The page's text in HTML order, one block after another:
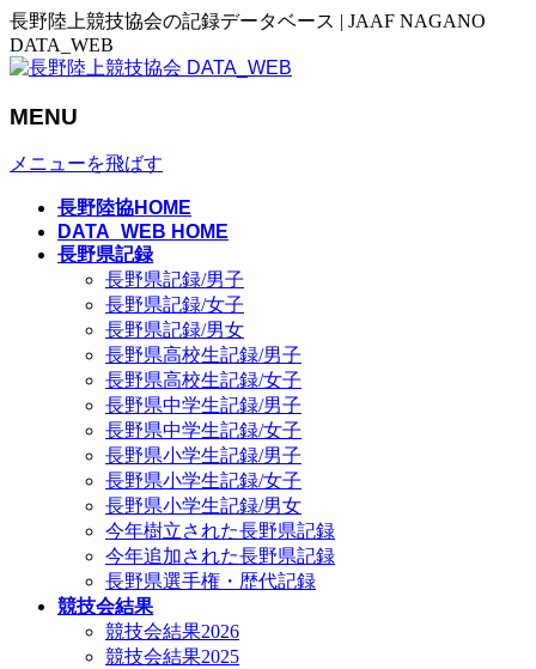
長野陸上競技協会の記録データベース | JAAF NAGANO
DATA_WEB
MENU
メニューを飛ばす
長野陸協HOME
DATA_WEB HOME
長野県記録
長野県記録/男子
長野県記録/女子
長野県記録/男女
長野県高校生記録/男子
長野県高校生記録/女子
長野県中学生記録/男子
長野県中学生記録/女子
長野県小学生記録/男子
長野県小学生記録/女子
長野県小学生記録/男女
今年樹立された長野県記録
今年追加された長野県記録
長野県選手権・歴代記録
競技会結果
競技会結果2026
競技会結果2025